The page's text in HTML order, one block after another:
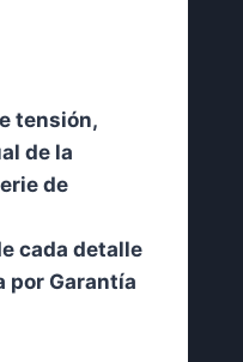
tensión,
de la
de
cada detalle
por Garantía